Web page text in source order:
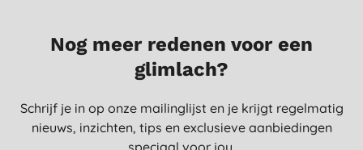
Nog meer redenen voor een
glimlach?
Schrijf je in op onze mailinglijst en je krijgt regelmatig
nieuws, inzichten, tips en exclusieve aanbiedingen
speciaal voor jou.